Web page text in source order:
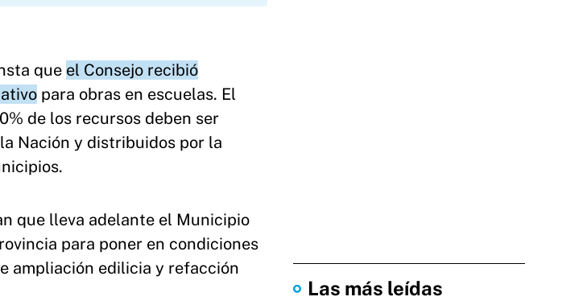
que el Consejo recibió
para obras en escuelas. El
de los recursos deben ser
Nación y distribuidos por la
que lleva adelante el Municipio
para poner en condiciones
ampliación edilicia y refacción
Las más leídas